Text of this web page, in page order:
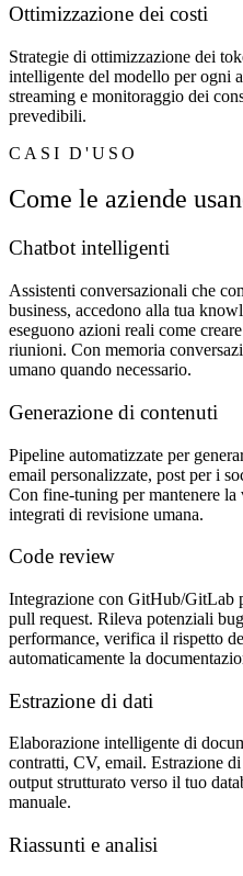
Ottimizzazione dei costi
Strategie di ottimizzazione dei
intelligente del modello per ogni
streaming e monitoraggio dei
prevedibili.
CASI D'USO
Come le aziende
Chatbot intelligenti
Assistenti conversazionali che
business, accedono alla tua
eseguono azioni reali come
riunioni. Con memoria
umano quando necessario.
Generazione di contenuti
Pipeline automatizzate per
email personalizzate, post per i
Con fine-tuning per mantenere
integrati di revisione umana.
Code review
Integrazione con GitHub/GitLab
pull request. Rileva potenziali
performance, verifica il rispetto
automaticamente la
Estrazione di dati
Elaborazione intelligente di
contratti, CV, email. Estrazione
output strutturato verso il tuo
manuale.
Riassunti e analisi